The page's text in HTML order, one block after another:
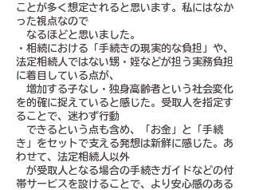
ことが多く想定されると思います。私にはなか
った視点なので
なるほどと思いました。
・相続における「手続きの現実的な負担」や、
法定相続人ではない甥・姪などが担う実務負担
に着目している点が、
増加する子なし・独身高齢者という社会変化
を的確に捉えていると感じた。受取人を指定す
ることで、迷わず行動
できるという点も含め、「お金」と「手続
き」をセットで支える発想は新鮮に感じた。あ
わせて、法定相続人以外
が受取人となる場合の手続きガイドなどの付
帯サービスを設けることで、より安心感のある